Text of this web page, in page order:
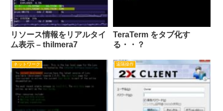
リソース情報をリアルタイ
ム表示 – thilmera7
TeraTerm をタブ化す
る・・？
ネットワーク 遠隔操作